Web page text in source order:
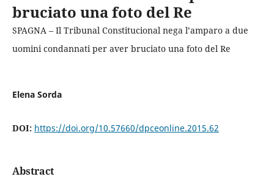
bruciato una foto del Re
SPAGNA – Il Tribunal Constitucional nega l’amparo a due
uomini condannati per aver bruciato una foto del Re
Elena Sorda
DOI: https://doi.org/10.57660/dpceonline.2015.62
Abstract